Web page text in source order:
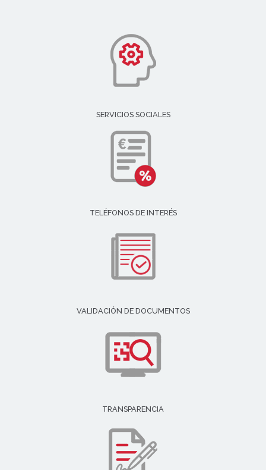
SERVICIOS SOCIALES
TELÉFONOS DE INTERÉS
VALIDACIÓN DE DOCUMENTOS
TRANSPARENCIA